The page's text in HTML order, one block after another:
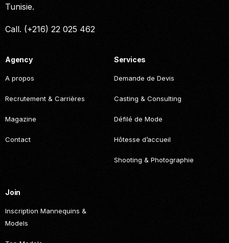
Tunisie.
Call. (+216) 22 025 462
Agency
A propos
Recrutement & Carrières
Magazine
Contact
Services
Demande de Devis
Casting & Consulting
Défilé de Mode
Hôtesse d’accueil
Shooting & Photographie
Join
Inscription Mannequins &
Models